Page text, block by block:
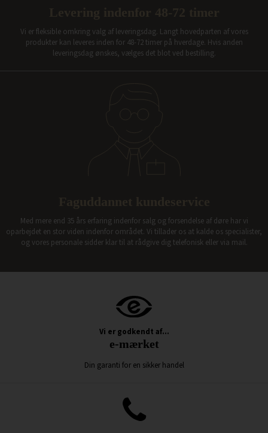
Vi er fleksible omkring valg af leveringsdag. Langt hovedparten af vores
produkter kan leveres inden for 48-72 timer på hverdage. Hvis anden
leveringsdag ønskes, vælges det blot ved bestilling.
Med mere end 35 års erfaring indenfor salg og forsendelse af døre har vi
oparbejdet en stor viden indenfor området. Vi tillader os at kalde os specialister,
og vores personale sidder klar til at rådgive dig telefonisk eller via mail.
Vi er godkendt af...
e-mærket
Din garanti for en sikker handel